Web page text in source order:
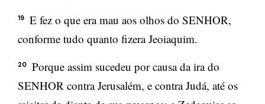
19
E fez o que era mau aos olhos do SENHOR,
conforme tudo quanto fizera Jeoiaquim.
20
Porque assim sucedeu por causa da ira do
SENHOR contra Jerusalém, e contra Judá, até os